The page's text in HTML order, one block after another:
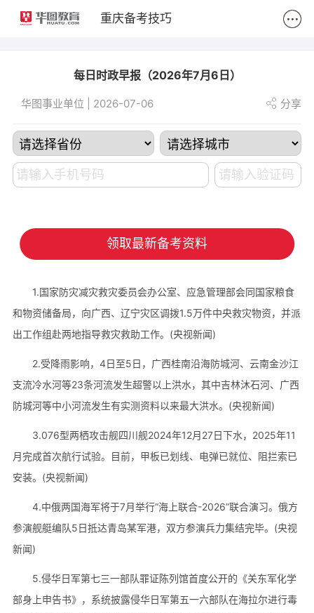
重庆备考技巧
每日时政早报（2026年7月6日）
华图事业单位 | 2026-07-06 分享
领取最新备考资料
1.国家防灾减灾救灾委员会办公室、应急管理部会同国家粮食
和物资储备局，向广西、辽宁灾区调拨1.5万件中央救灾物资，并派
出工作组赴两地指导救灾救助工作。(央视新闻)
2.受降雨影响，4日至5日，广西桂南沿海防城河、云南金沙江
支流冷水河等23条河流发生超警以上洪水，其中吉林沐石河、广西
防城河等中小河流发生有实测资料以来最大洪水。(央视新闻)
3.076型两栖攻击舰四川舰2024年12月27日下水，2025年11
月完成首次航行试验。目前，甲板已划线、电弹已就位、阻拦索已
安装。(央视新闻)
4.中俄两国海军将于7月举行“海上联合-2026”联合演习。俄方
参演舰艇编队5日抵达青岛某军港，双方参演兵力集结完毕。(央视
新闻)
5.侵华日军第七三一部队罪证陈列馆首度公开的《关东军化学
部身上申告书》，系统披露侵华日军第五一六部队在海拉尔进行毒